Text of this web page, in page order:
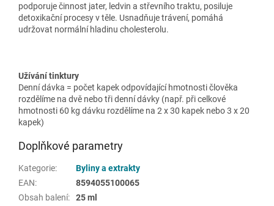
podporuje činnost jater, ledvin a střevního traktu, posiluje
detoxikační procesy v těle. Usnadňuje trávení, pomáhá
udržovat normální hladinu cholesterolu.
Užívání tinktury
Denní dávka = počet kapek odpovídající hmotnosti člověka
rozdělíme na dvě nebo tři denní dávky (např. při celkové
hmotnosti 60 kg dávku rozdělíme na 2 x 30 kapek nebo 3 x 20
kapek)
Doplňkové parametry
Kategorie:
Byliny a extrakty
EAN:
8594055100065
Obsah balení:
25 ml